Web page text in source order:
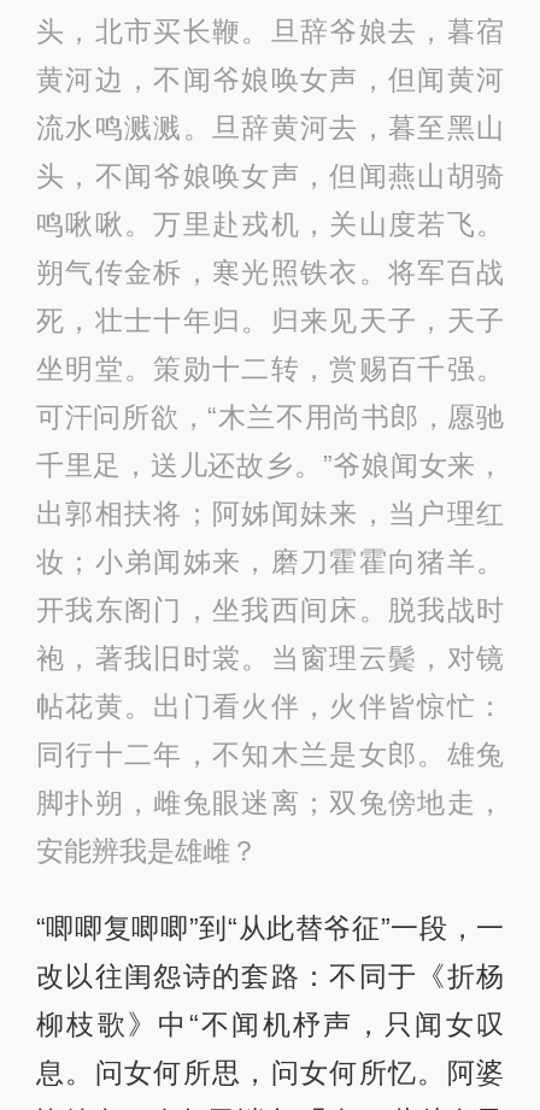
头，北市买长鞭。旦辞爷娘去，暮宿
黄河边，不闻爷娘唤女声，但闻黄河
流水鸣溅溅。旦辞黄河去，暮至黑山
头，不闻爷娘唤女声，但闻燕山胡骑
鸣啾啾。万里赴戎机，关山度若飞。
朔气传金柝，寒光照铁衣。将军百战
死，壮士十年归。归来见天子，天子
坐明堂。策勋十二转，赏赐百千强。
可汗问所欲，“木兰不用尚书郎，愿驰
千里足，送儿还故乡。”爷娘闻女来，
出郭相扶将；阿姊闻妹来，当户理红
妆；小弟闻姊来，磨刀霍霍向猪羊。
开我东阁门，坐我西间床。脱我战时
袍，著我旧时裳。当窗理云鬓，对镜
帖花黄。出门看火伴，火伴皆惊忙：
同行十二年，不知木兰是女郎。雄兔
脚扑朔，雌兔眼迷离；双兔傍地走，
安能辨我是雄雌？
“唧唧复唧唧”到“从此替爷征”一段，一
改以往闺怨诗的套路：不同于《折杨
柳枝歌》中“不闻机杼声，只闻女叹
息。问女何所思，问女何所忆。阿婆